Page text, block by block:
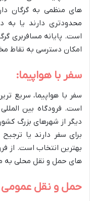
های منظمی به گرگان
محدودتری دارند یا به
است. پایانه مسافربری
امکان دسترسی به نقاط
سفر با هواپیما:
سفر با هواپیما، سریع
است. فرودگاه بین
دیگر از شهرهای بزرگ
برای سفر دارند یا
بهترین انتخاب است. از
های حمل و نقل محلی به
حمل و نقل عمومی